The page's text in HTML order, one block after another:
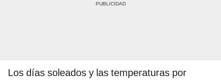
Los días soleados y las temperaturas por